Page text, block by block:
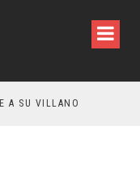
SU VILLANO